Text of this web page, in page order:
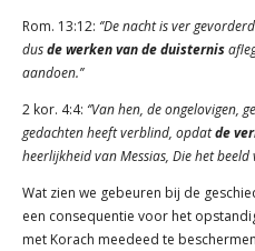
Rom. 13:12: ‘’De nacht is ver
dusde werken van de duisternis
aandoen.’’
2 kor. 4:4: ‘’Van hen, de ongelovigen,
gedachten heeft verblind, opdatde
heerlijkheid van Messias, Die het
Wat zien we gebeuren bij de
een consequentie voor het
met Korach meedeed te